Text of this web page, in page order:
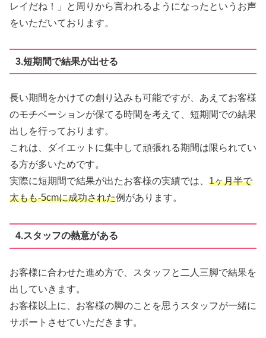
レイだね！」と周りから言われるようになったというお声
をいただいております。
3.短期間で結果が出せる
長い期間をかけての創り込みも可能ですが、あえてお客様
のモチベーションが保てる時間を考えて、短期間での結果
出しを行っております。
これは、ダイエットに集中して頑張れる期間は限られてい
る方が多いためです。
実際に短期間で結果が出たお客様の実績では、 1ヶ月半で
太もも-5cmに成功された例があります。
4.スタッフの熱意がある
お客様に合わせた進め方で、スタッフと二人三脚で結果を
出していきます。
お客様以上に、お客様の脚のことを思うスタッフが一緒に
サポートさせていただきます。